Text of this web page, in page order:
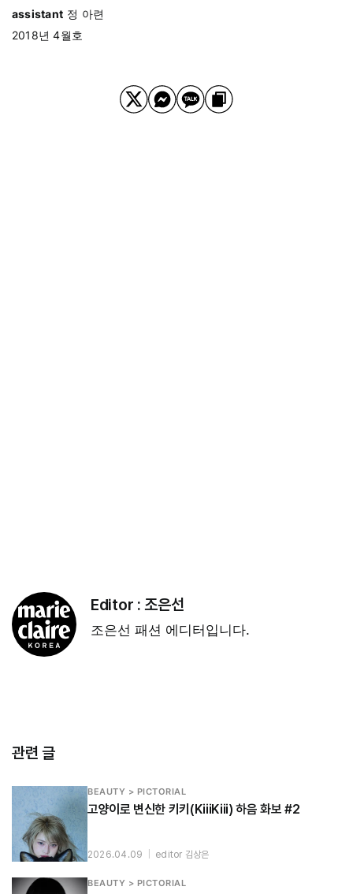
assistant 정 아련
2018년 4월호
Editor :조은선
조은선 패션 에디터입니다.
관련 글
BEAUTY > PICTORIAL
고양이로 변신한 키키(KiiiKiii) 하음 화보 #2
2026.04.09 editor 김상은
BEAUTY > PICTORIAL